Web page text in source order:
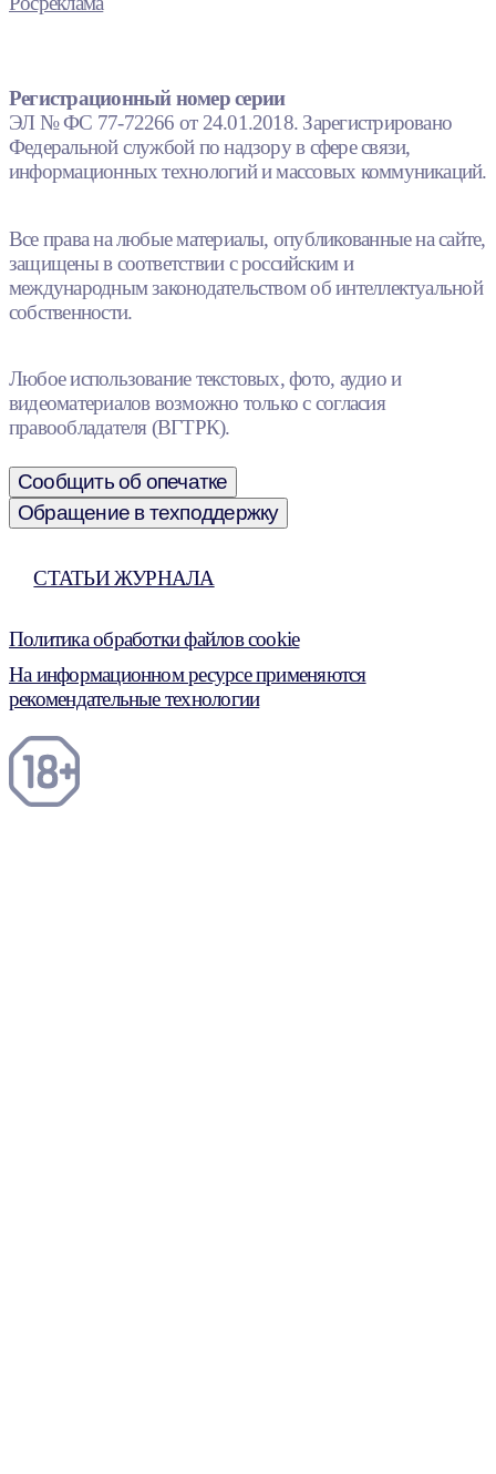
Регистрационный номер серии
ЭЛ № ФС 77-72266 от 24.01.2018. Зарегистрировано
Федеральной службой по надзору в сфере связи,
информационных технологий и массовых коммуникаций.
Все права на любые материалы, опубликованные на сайте,
защищены в соответствии с российским и
международным законодательством об интеллектуальной
собственности.
Любое использование текстовых, фото, аудио и
видеоматериалов возможно только с согласия
правообладателя (ВГТРК).
Сообщить об опечатке
Обращение в техподдержку
СТАТЬИ ЖУРНАЛА
Политика обработки файлов cookie
На информационном ресурсе применяются
рекомендательные технологии